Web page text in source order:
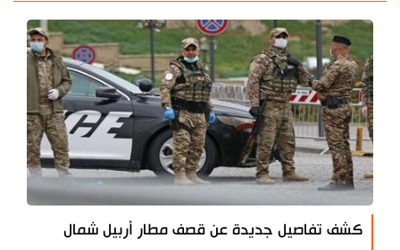
كشف تفاصيل جديدة عن قصف مطار أربيل شمال